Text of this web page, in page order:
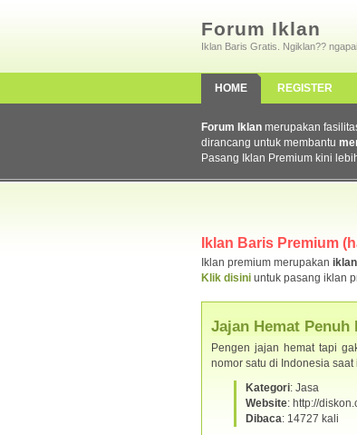
Forum Iklan
Iklan Baris Gratis. Ngiklan??
HOME REGISTER
Forum Iklan merupakan
dirancang untuk membantu
Pasang Iklan Premium kini
Iklan Baris Premium
Iklan premium merupakan
Klik disini untuk pasang iklan
Jajan Hemat Penuh
Pengen jajan hemat tapi
nomor satu di Indonesia
Kategori: Jasa
Website: http://
Dibaca: 14727 kali